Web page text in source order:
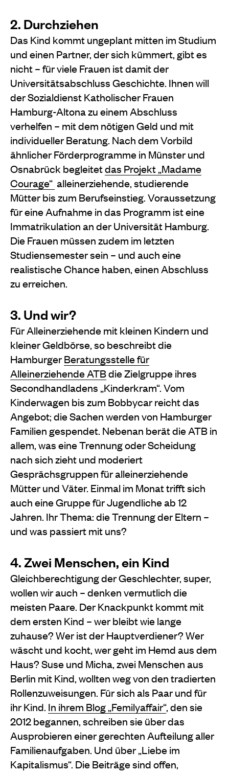
2. Durchziehen
Das Kind kommt ungeplant mitten im Studium
und einen Partner, der sich kümmert, gibt es
nicht – für viele Frauen ist damit der
Universitätsabschluss Geschichte. Ihnen will
der Sozialdienst Katholischer Frauen
Hamburg-Altona zu einem Abschluss
verhelfen – mit dem nötigen Geld und mit
individueller Beratung. Nach dem Vorbild
ähnlicher Förderprogramme in Münster und
Osnabrück begleitetdas Projekt „Madame
Courage“ alleinerziehende, studierende
Mütter bis zum Berufseinstieg. Voraussetzung
für eine Aufnahme in das Programm ist eine
Immatrikulation an der Universität Hamburg.
Die Frauen müssen zudem im letzten
Studiensemester sein – und auch eine
realistische Chance haben, einen Abschluss
zu erreichen.
3. Und wir?
Für Alleinerziehende mit kleinen Kindern und
kleiner Geldbörse, so beschreibt die
HamburgerBeratungsstelle für
Alleinerziehende ATBdie Zielgruppe ihres
Secondhandladens „Kinderkram“. Vom
Kinderwagen bis zum Bobbycar reicht das
Angebot; die Sachen werden von Hamburger
Familien gespendet. Nebenan berät die ATB in
allem, was eine Trennung oder Scheidung
nach sich zieht und moderiert
Gesprächsgruppen für alleinerziehende
Mütter und Väter. Einmal im Monat trifft sich
auch eine Gruppe für Jugendliche ab 12
Jahren. Ihr Thema: die Trennung der Eltern –
und was passiert mit uns?
4. Zwei Menschen, ein Kind
Gleichberechtigung der Geschlechter, super,
wollen wir auch – denken vermutlich die
meisten Paare. Der Knackpunkt kommt mit
dem ersten Kind – wer bleibt wie lange
zuhause? Wer ist der Hauptverdiener? Wer
wäscht und kocht, wer geht im Hemd aus dem
Haus? Suse und Micha, zwei Menschen aus
Berlin mit Kind, wollten weg von den tradierten
Rollenzuweisungen. Für sich als Paar und für
ihr Kind. In ihrem Blog „Femilyaffair“, den sie
2012 begannen, schreiben sie über das
Ausprobieren einer gerechten Aufteilung aller
Familienaufgaben. Und über „Liebe im
Kapitalismus“. Die Beiträge sind offen,